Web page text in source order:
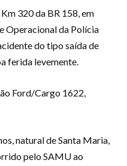
320 da BR 158, em
Operacional da Polícia
do tipo saída de
ferida levemente.
Ford/Cargo 1622,
natural de Santa Maria,
pelo SAMU ao